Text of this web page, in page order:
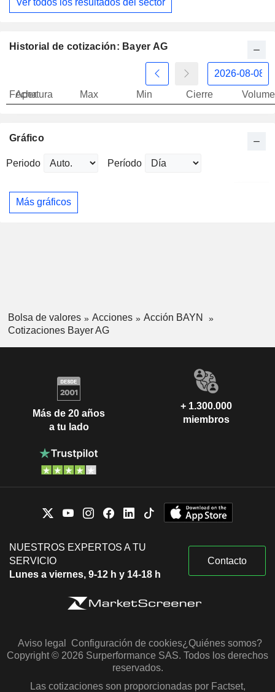
Historial de cotización: Bayer AG
Fecha
Apertura Max Min Cierre
Gráfico
Periodo Período
Más gráficos
Bolsa de valores Acciones
Acción BAYN
Cotizaciones Bayer AG
Más de 20 años
a tu lado
+ 1.300.000
miembros
NUESTROS EXPERTOS A TU
SERVICIO
Lunes a viernes, 9-12 h y 14-18 h
Contacto
Aviso legal Configuración de cookies¿Quiénes somos?
Copyright © 2026 Surperformance SAS. Todos los derechos
reservados.
Las cotizaciones son proporcionadas por Factset,